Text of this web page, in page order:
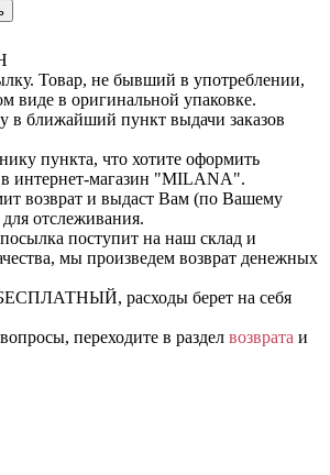
Товар, не бывший в употреблении,
виде в оригинальной упаковке.
в ближайший пункт выдачи заказов
пункта, что хотите оформить
в интернет-магазин "MILANA".
возврат и выдаст Вам (по Вашему
отслеживания.
поступит на наш склад и
мы произведем возврат денежных
расходы берет на себя
переходите в раздел возврата и